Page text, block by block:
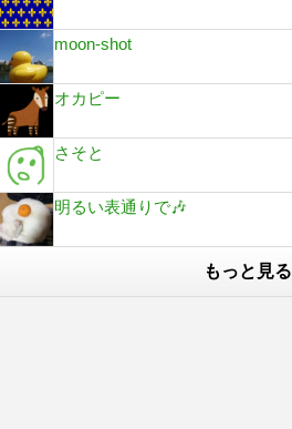
moon-shot
オカピー
さそと
明るい表通りで🎶
もっと見る